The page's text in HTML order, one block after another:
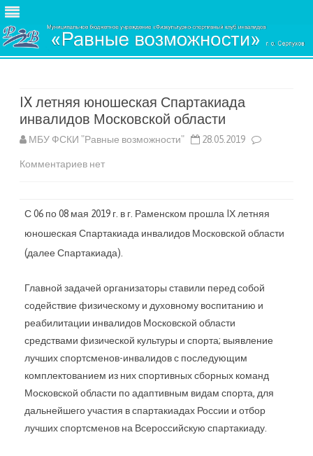
IX летняя юношеская Спартакиада
инвалидов Московской области
МБУ ФСКИ "Равные возможности" 28.05.2019
Комментариевк
IX
летняя
юношеская
Спартакиада
инвалидов
Московской
области
нет
С 06 по 08 мая 2019 г. в г. Раменском прошла IХ летняя
юношеская Спартакиада инвалидов Московской области
(далее Спартакиада).
Главной задачей организаторы ставили перед собой
содействие физическому и духовному воспитанию и
реабилитации инвалидов Московской области
средствами физической культуры и спорта; выявление
лучших спортсменов-инвалидов с последующим
комплектованием из них спортивных сборных команд
Московской области по адаптивным видам спорта, для
дальнейшего участия в спартакиадах России и отбор
лучших спортсменов на Всероссийскую спартакиаду.